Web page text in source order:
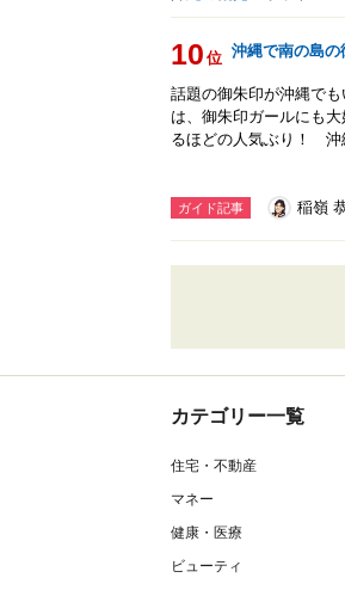
10 位 沖縄で南の島の
話題の御朱印が沖縄で
は、御朱印ガールにも
るほどの人気ぶり！ 沖
ガイド記事 稲嶺
カテゴリー一覧
住宅・不動産
マネー
健康・医療
ビューティ